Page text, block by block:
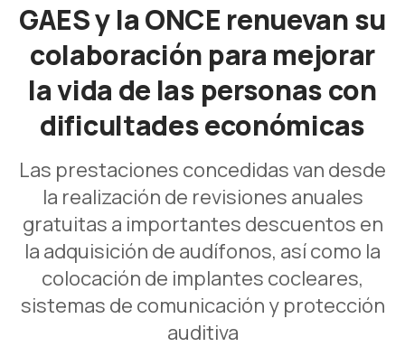
GAES y la ONCE renuevan su
colaboración para mejorar
la vida de las personas con
dificultades económicas
Las prestaciones concedidas van desde
la realización de revisiones anuales
gratuitas a importantes descuentos en
la adquisición de audífonos, así como la
colocación de implantes cocleares,
sistemas de comunicación y protección
auditiva